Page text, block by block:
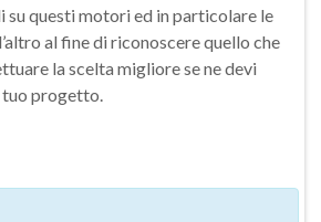
su questi motori ed in particolare le
al fine di riconoscere quello che
la scelta migliore se ne devi
tuo progetto.